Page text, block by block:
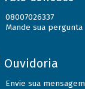
08007026337
Mande sua pergunta
Ouvidoria
Envie sua mensagem